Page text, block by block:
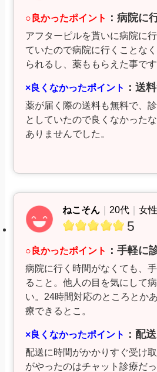
○良かったポイント ：病院に
アフターピルを貰いに病院に
ていたので病院に行くことな
られるし、薬ももらえた事です
×良くなかったポイント ：送
薬が届く際の送料も無料で、
としていたので良くなかった
ありませんでした。
ねこそん ｜ 20代 ｜女性
5
○良かったポイント ：手軽に
病院に行く時間がなくても、
ること。他人の目を気にして
い。24時間対応のところとか
療できるとこ。
×良くなかったポイント ：配
配送に時間がかかりすぐ受け
がやったのはチャット診療だ